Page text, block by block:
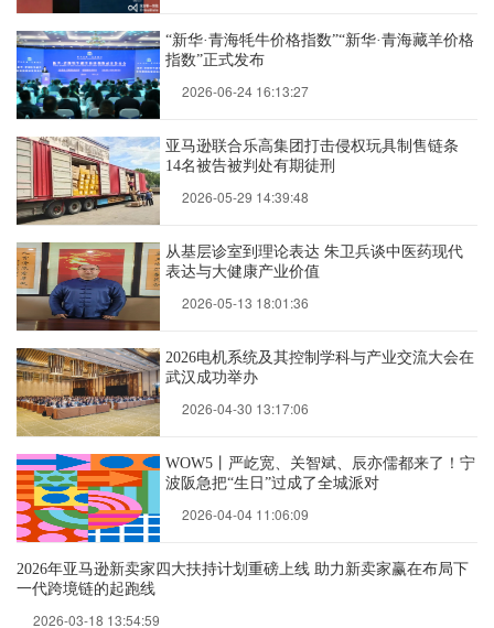
“新华·青海牦牛价格指数”“新华·青海藏羊价格
指数”正式发布
2026-06-24 16:13:27
亚马逊联合乐高集团打击侵权玩具制售链条
14名被告被判处有期徒刑
2026-05-29 14:39:48
从基层诊室到理论表达 朱卫兵谈中医药现代
表达与大健康产业价值
2026-05-13 18:01:36
2026电机系统及其控制学科与产业交流大会在
武汉成功举办
2026-04-30 13:17:06
WOW5丨严屹宽、关智斌、辰亦儒都来了！宁
波阪急把“生日”过成了全城派对
2026-04-04 11:06:09
2026年亚马逊新卖家四大扶持计划重磅上线 助力新卖家赢在布局下
一代跨境链的起跑线
2026-03-18 13:54:59